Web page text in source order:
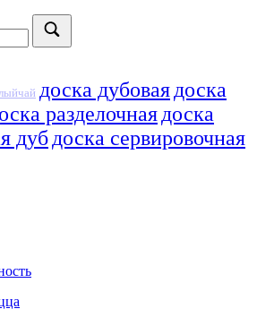
доска дубовая доска
разделочная доска
дуб доска сервировочная